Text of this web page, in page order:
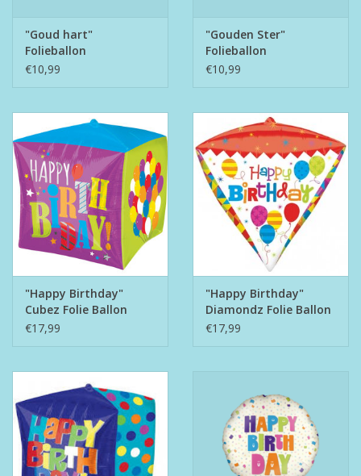
"Goud hart"
Folieballon
€10,99
"Gouden Ster"
Folieballon
€10,99
"Happy Birthday"
Cubez Folie Ballon
€17,99
"Happy Birthday"
Diamondz Folie Ballon
€17,99